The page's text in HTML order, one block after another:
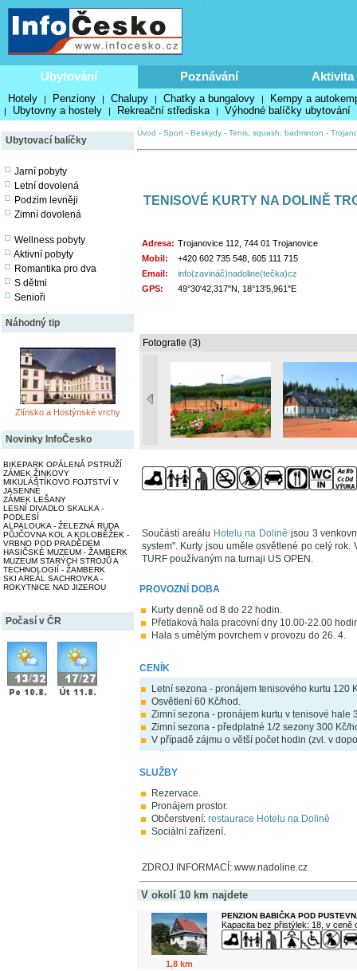
Ubytování Poznávání Aktivita
Hotely | Penziony | Chalupy | Chatky a bungalovy | Kempy a
| Ubytovny a hostely | Rekreační střediska | Výhodné balíčky ubytování
Ubytovací balíčky
Jarní pobyty
Letní dovolená
Podzim levněji
Zimní dovolená
Wellness pobyty
Aktivní pobyty
Romantika pro dva
S dětmi
Senioři
Náhodný tip
Zlínsko a Hostýnské vrchy
Novinky InfoČesko
BIKEPARK OPÁLENÁ PSTRUŽÍ
ZÁMEK ŽINKOVY
MIKULÁŠTÍKOVO FOJTSTVÍ V
JASENNÉ
ZÁMEK LEŠANY
LESNÍ DIVADLO SKALKA -
PODLESÍ
ALPALOUKA - ŽELEZNÁ RUDA
PŮJČOVNA KOL A KOLOBĚŽEK -
VRBNO POD PRADĚDEM
HASIČSKÉ MUZEUM - ŽAMBERK
MUZEUM STARÝCH STROJŮ A
TECHNOLOGIÍ - ŽAMBERK
SKI AREÁL SACHROVKA -
ROKYTNICE NAD JIZEROU
Počasí v ČR
Úvod - Sport - Beskydy - Tenis, squash, badminton -
TENISOVÉ KURTY NA DOLINĚ
Adresa: Trojanovice 112, 744 01 Trojanovice
Mobil:
+420 602 735 548, 605 111 715
Email:
info(zavináč)nadoline(tečka)cz
GPS:
49°30'42,317"N, 18°13'5,961"E
Fotografie (3)
Součástí areálu Hotelu na Dolině jsou 3
system". Kurty jsou uměle osvětlené po celý
TURF používaným na turnaji US OPEN.
PROVOZNÍ DOBA
Kurty denně od 8 do 22 hodin.
Přetlaková hala pracovní dny 10.00-22.00
Hala s umělým povrchem v provozu do 26. 4.
CENÍK
Letní sezona - pronájem tenisového kurtu 120
Osvětlení 60 Kč/hod.
Zimní sezona - pronájem kurtu v tenisové hale
Zimní sezona - předplatné 1/2 sezony 300 Kč/
V případě zájmu o větší počet hodin (zvl. v
SLUŽBY
Rezervace.
Pronájem prostor.
Občerstvení: restaurace Hotelu na Dolině
Sociální zařízení.
ZDROJ INFORMACÍ: www.nadoline.cz
V okolí 10 km najdete
1,8 km
PENZION BABIČKA POD
Kapacita bez přistýlek: 18, v ceně